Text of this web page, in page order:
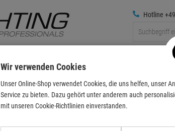
Hotline
Foto Foto Zubehör Clamps Manfrotto 035 Super-
Wir verwenden Cookies
Unser Online-Shop verwendet Cookies, die uns helfen, unser
Service zu bieten. Dazu gehört unter anderem auch
mit unseren Cookie-Richtlinien einverstanden.